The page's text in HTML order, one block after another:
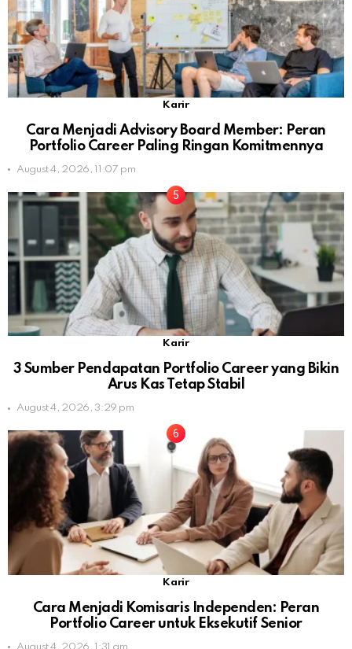
Karir
Cara Menjadi Advisory Board Member: Peran
Portfolio Career Paling Ringan Komitmennya
August 4, 2026, 11:07 pm
Karir
3 Sumber Pendapatan Portfolio Career yang Bikin
Arus Kas Tetap Stabil
August 4, 2026, 3:29 pm
Karir
Cara Menjadi Komisaris Independen: Peran
Portfolio Career untuk Eksekutif Senior
August 4, 2026, 1:31 am